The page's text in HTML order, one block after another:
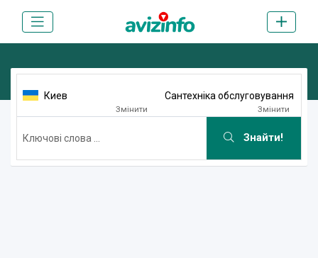
Киев
Змінити
Сантехніка обслуговування
Змінити
Знайти!